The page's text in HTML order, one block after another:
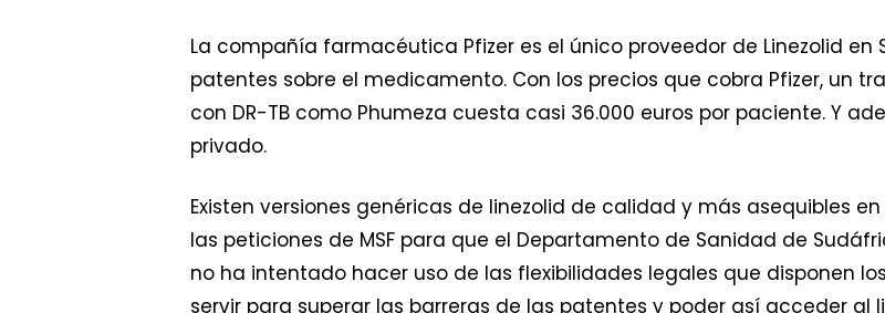
La compañía farmacéutica Pfizer es el único proveedor de Linezolid
patentes sobre el medicamento. Con los precios que cobra Pfizer, un
con DR-TB como Phumeza cuesta casi 36.000 euros por paciente. Y
privado.
Existen versiones genéricas de linezolid de calidad y más asequibles
las peticiones de MSF para que el Departamento de Sanidad de
no ha intentado hacer uso de las flexibilidades legales que disponen
servir para superar las barreras de las patentes y poder así acceder al